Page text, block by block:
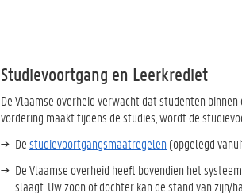
Studievoortgang en Leerkrediet
De Vlaamse overheid verwacht dat studenten
vordering maakt tijdens de studies, wordt de
Destudievoortgangsmaatregelen (opgelegd
De Vlaamse overheid heeft bovendien het
slaagt. Uw zoon of dochter kan de stand van zijn/